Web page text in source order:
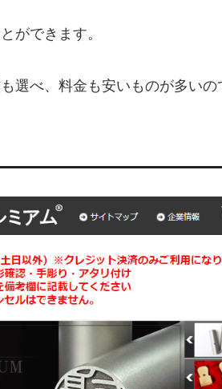
ができます。
選べ、料金も安いものが多いの